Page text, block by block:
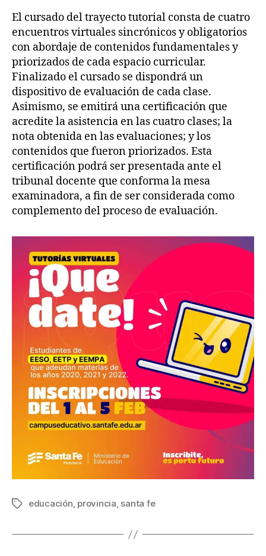
El cursado del trayecto tutorial consta de cuatro
encuentros virtuales sincrónicos y obligatorios
con abordaje de contenidos fundamentales y
priorizados de cada espacio curricular.
Finalizado el cursado se dispondrá un
dispositivo de evaluación de cada clase.
Asimismo, se emitirá una certificación que
acredite la asistencia en las cuatro clases; la
nota obtenida en las evaluaciones; y los
contenidos que fueron priorizados. Esta
certificación podrá ser presentada ante el
tribunal docente que conforma la mesa
examinadora, a fin de ser considerada como
complemento del proceso de evaluación.
educación, provincia, santa fe